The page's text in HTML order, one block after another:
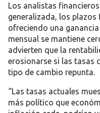
Los analistas
generalizada,
los
ofreciendo una
mensual se mantiene
advierten que la
erosionarse si las tasas
tipo de cambio repunta.
“Las tasas actuales
más político que